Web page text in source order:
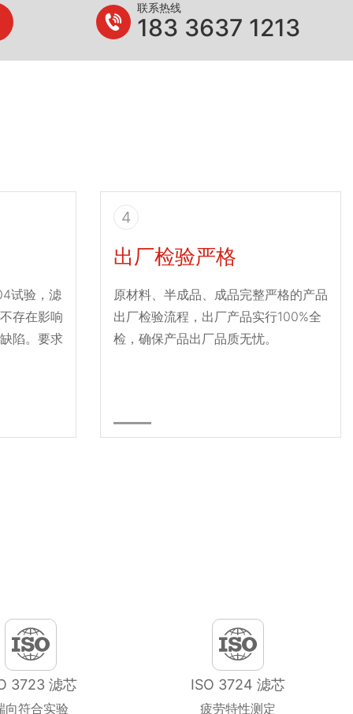
联系热线
183 3637 1213
试验，滤
存在影响
陷。要求
4
出厂检验严格
原材料、半成品、成品完整严格的产品
出厂检验流程，出厂产品实行100%全
检，确保产品出厂品质无忧。
3723 滤芯
向符合实验
ISO 3724 滤芯
疲劳特性测定